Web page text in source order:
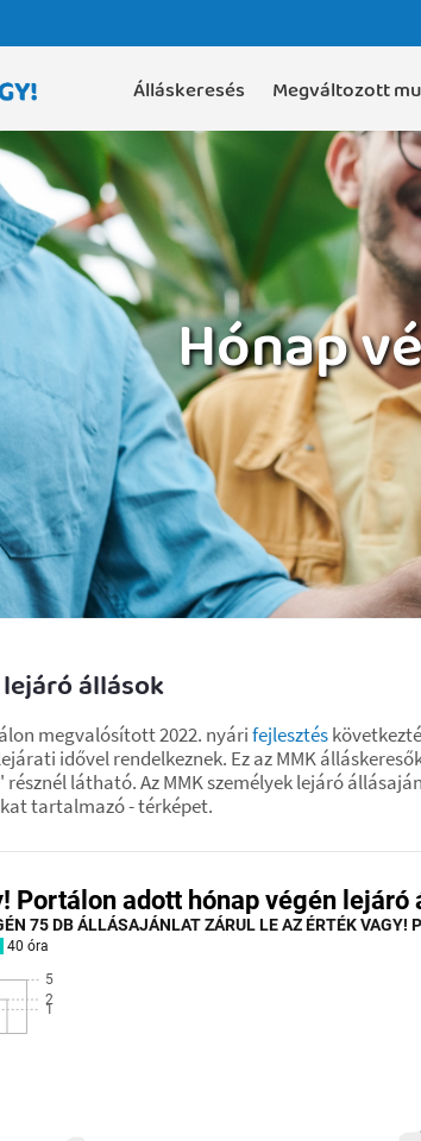
Álláskeresés Megváltozott
Hónap
állások
megvalósított 2022. nyárifejlesztés
idővel rendelkeznek. Ez az MMK
látható. Az MMK személyek lejáró
tartalmazó - térképet.